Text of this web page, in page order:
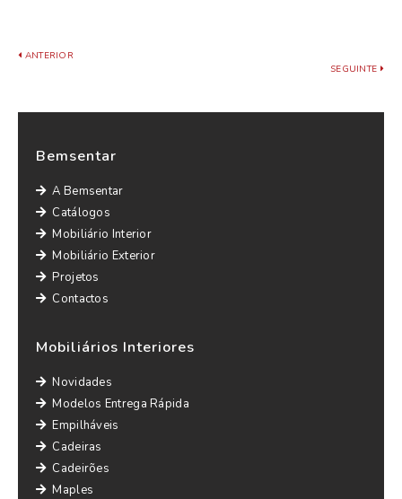
ANTERIOR
SEGUINTE
Bemsentar
A Bemsentar
Catálogos
Mobiliário Interior
Mobiliário Exterior
Projetos
Contactos
Mobiliários Interiores
Novidades
Modelos Entrega Rápida
Empilháveis
Cadeiras
Cadeirões
Maples